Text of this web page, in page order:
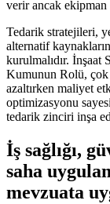
verir ancak ekipman
Tedarik stratejileri,
alternatif
kurulmalıdır.
Kumunun Rolü,
azaltırken maliyet
optimizasyonu
tedarik zinciri inşa
İş sağlığı,
saha
mevzuata